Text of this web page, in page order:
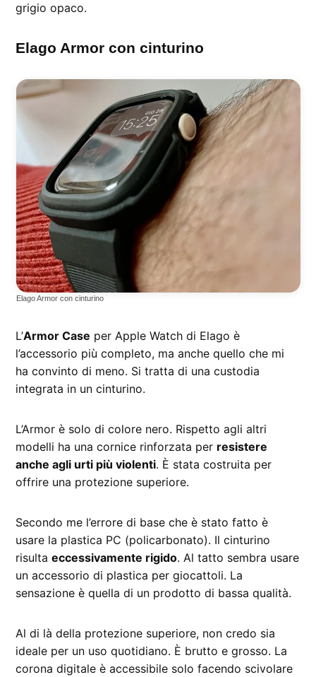
grigio opaco.
Elago Armor con cinturino
Elago Armor con cinturino
L’Armor Case per Apple Watch di Elago è
l’accessorio più completo, ma anche quello che mi
ha convinto di meno. Si tratta di una custodia
integrata in un cinturino.
L’Armor è solo di colore nero. Rispetto agli altri
modelli ha una cornice rinforzata per resistere
anche agli urti più violenti. È stata costruita per
offrire una protezione superiore.
Secondo me l’errore di base che è stato fatto è
usare la plastica PC (policarbonato). Il cinturino
risultaeccessivamente rigido. Al tatto sembra usare
un accessorio di plastica per giocattoli. La
sensazione è quella di un prodotto di bassa qualità.
Al di là della protezione superiore, non credo sia
ideale per un uso quotidiano. È brutto e grosso. La
corona digitale è accessibile solo facendo scivolare